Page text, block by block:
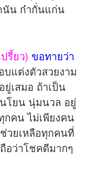
นัน ก๋ากั่นแก่น
รี้ยว) ขอทายว่า
แต่งตัวสวยงาม
เสมอ ถ้าเป็น
โยน นุ่มนวล อยู่
คน ไม่เพียงคน
วยเหลือทุกคนที่
อว่าโชคดีมากๆ